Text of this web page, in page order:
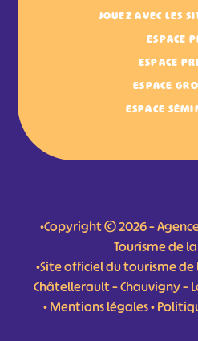
JOUEZ AVEC LES
ESPACE
ESPACE
ESPACE
ESPACE
•Copyright © 2026 –
Tourisme de
•Site officiel du tourisme de
Châtellerault – Chauvigny –
•Mentions légales•